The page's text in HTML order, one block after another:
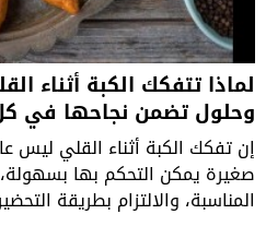
لماذا تتفكك الكبة أثناء
وحلول تضمن نجاحها في
إن تفكك الكبة أثناء القلي ليس
صغيرة يمكن التحكم بها بسهولة،
المناسبة، والالتزام بطريقة